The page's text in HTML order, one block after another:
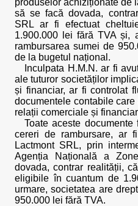
produselor achiziționate de
să se facă dovada,
SRL ar fi efectuat
1.900.000 lei fără TVA și,
rambursarea sumei de
de la bugetul național.
Inculpata H.M.N. ar fi
ale tuturor societăților
și financiar, ar fi controlat
documentele contabile
relații comerciale și
Toate aceste
cereri de rambursare, ar
Lactmont SRL, prin
Agenția Națională a
dovada, contrar realității,
eligibile în cuantum de
urmare, societatea are
950.000 lei fără TVA.